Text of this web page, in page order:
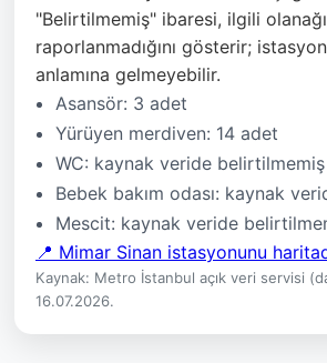
"Belirtilmemiş" ibaresi, ilgili
raporlanmadığını gösterir;
anlamına gelmeyebilir.
Asansör: 3 adet
Yürüyen merdiven: 14 adet
WC: kaynak veride belirtilmemiş
Bebek bakım odası: kaynak
Mescit: kaynak veride
📍 Mimar Sinan istasyonunu
Kaynak: Metro İstanbul açık veri servisi
16.07.2026.